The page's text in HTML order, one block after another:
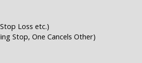
Loss etc.)
Stop, One Cancels Other)